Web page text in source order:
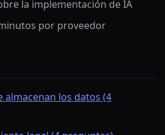
la implementación de IA
por proveedor
almacenan los datos (4